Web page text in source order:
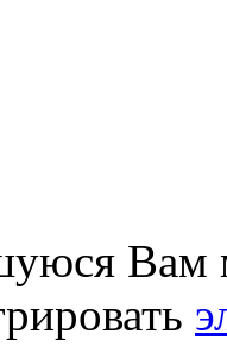
Вам